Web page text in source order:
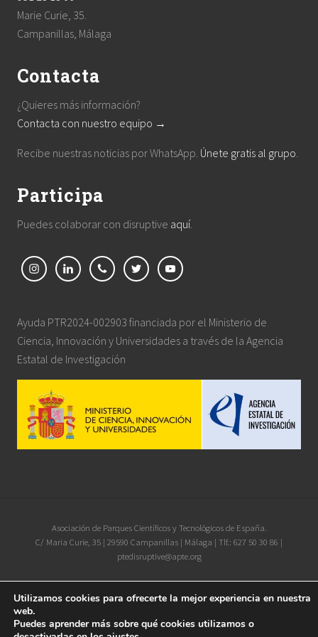
Marie Curie, 35.
Campanillas, Málaga
Contacta
¿Quieres más información?
Contacta con nuestro equipo →
Recibe nuestras noticias por WhatsApp. Únete gratis al grupo.
Participa
Puedes colaborar con disruptive aquí.
Ayuda PTR2024-002903 financiada por el Ministerio de
Ciencia, Innovación y Universidades a través de la Agencia
Estatal de Investigación
Footer
Asociación de Parques Científicos y Tecnológicos de España.
C/ Maria Curie, 35 | 29590 Campanillas | Málaga | Tlf.: 627 50 30 86 |
ptedisruptive@apte.org
Iconos diseñados porxnimrodxfromwww.flaticon.es
Utilizamos cookies para ofrecerte la mejor experiencia en nuestra
web.
Puedes aprender más sobre qué cookies utilizamos o